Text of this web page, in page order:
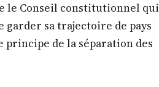
le Conseil constitutionnel qui
garder sa trajectoire de pays
principe de la séparation des